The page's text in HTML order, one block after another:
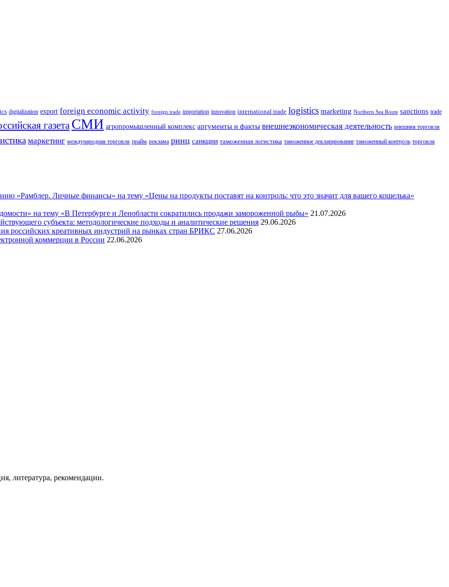
digitalization export foreign economic activity foreign trade importation innovation international trade logistics marketing Northern Sea Route sanctions trade
газета СМИ агропромышленный комплекс аргументы и факты внешнеэкономическая деятельность внешняя торговля
маркетинг международная торговля прайм реклама ринц санкции таможенная логистика таможенное декларирование таможенный контроль торговля
«Рамблер. Личные финансы» на тему «Цены на продукты поставят на контроль: что это значит для вашего кошелька»
на тему «В Петербурге и Ленобласти сократились продажи замороженной рыбы» 21.07.2026
субъекта: методологические подходы и аналитические решения 29.06.2026
российских креативных индустрий на рынках стран БРИКС 27.06.2026
коммерции в России 22.06.2026
литература, рекомендации.